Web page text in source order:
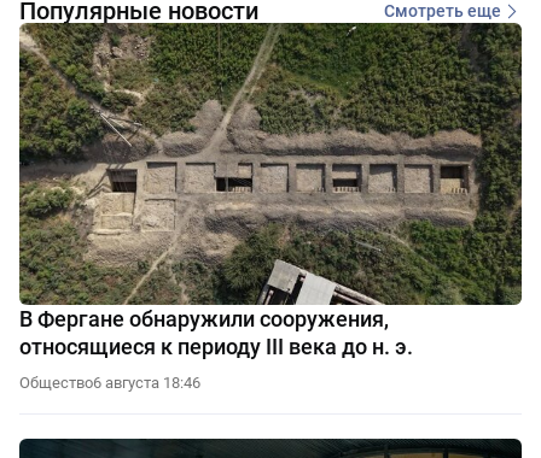
Популярные новости Смотреть еще
В Фергане обнаружили сооружения,
относящиеся к периоду III века до н. э.
Общество6 августа 18:46